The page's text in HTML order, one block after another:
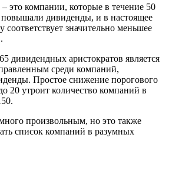
это компании, которые в течение 50
повышали дивиденды, и в настоящее
соответствует значительно меньшее
дивидендных аристократов является
среди компаний,
Простое снижение порогового
20 утроит количество компаний в
произвольным, но это также
список компаний в разумных